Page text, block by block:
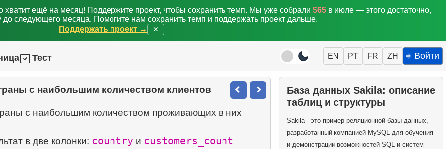
хватит ещё на месяц! Поддержите проект, чтобы сохранить темп. Мы уже собрали $65 в июле — этого достаточно,
до следующего месяца. Помогите нам сохранить темп и поддержать проект дальше.
Поддержать проект →
✕
Тест EN PT FR ZH ⎆ Войти
с наибольшим количеством клиентов
с наибольшим количеством проживающих в них
в две колонки: country и customers_count
База данных Sakila: описание
таблиц и структуры
Sakila - это пример реляционной базы данных,
разработанный компанией MySQL для обучения
и демонстрации возможностей SQL и систем